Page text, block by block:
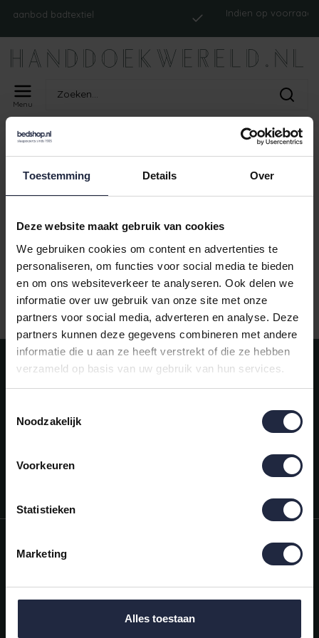
Toestemming Details Over
Deze website maakt gebruik van cookies
We gebruiken cookies om content en advertenties te
personaliseren, om functies voor social media te bieden
en om ons websiteverkeer te analyseren. Ook delen we
informatie over uw gebruik van onze site met onze
partners voor social media, adverteren en analyse. Deze
partners kunnen deze gegevens combineren met andere
informatie die u aan ze heeft verstrekt of die ze hebben
verzameld op basis van uw gebruik van hun services.
Noodzakelijk
Voorkeuren
Statistieken
Marketing
Alles toestaan
badtextiel
Indien op voorraad, op
Menu
Home
PRODUCTEN GETAGD MET
ISM_ABYSSREVERSIBLETP_LINEN
Geen producten gevonden!
aanbod badtextiel
Indien op voorraad,
Meld je aan voor onze nieuwsbrief!
AANMELDEN
Mijn account
Categorieën